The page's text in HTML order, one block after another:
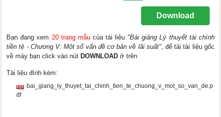
Download
Bạn đang xem 20 trang mẫucủa tài liệu "Bài giảng Lý thuyết tài chính
tiền tệ - Chương V: Một số vấn đề cơ bản về lãi suất", để tải tài liệu gốc
về máy bạn click vào nút DOWNLOAD ở trên
Tài liệu đính kèm:
bai_giang_ly_thuyet_tai_chinh_tien_te_chuong_v_mot_so_van_de.p
df